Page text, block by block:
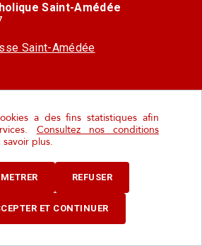
Saint-Amédée
Saint-Amédée
récente mais bien
a des fins statistiques afin
Consultez nos conditions
plus.
REFUSER
ET CONTINUER